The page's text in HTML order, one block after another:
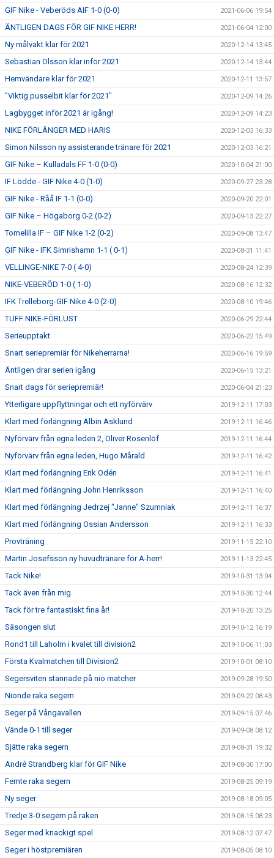
GIF Nike - Veberöds AIF 1-0 (0-0) 2021-06-06 19:54
ÄNTLIGEN DAGS FÖR GIF NIKE HERR! 2021-06-04 12:00
Ny målvakt klar för 2021 2020-12-14 13:45
Sebastian Olsson klar inför 2021 2020-12-14 13:44
Hemvändare klar för 2021 2020-12-11 13:57
"Viktig pusselbit klar för 2021" 2020-12-09 14:26
Lagbygget inför 2021 är igång! 2020-12-09 14:23
NIKE FÖRLÄNGER MED HARIS 2020-12-03 16:33
Simon Nilsson ny assisterande tränare för 2021 2020-12-03 16:21
GIF Nike – Kulladals FF 1-0 (0-0) 2020-10-04 21:00
IF Lödde - GIF Nike 4-0 (1-0) 2020-09-27 23:28
GIF Nike - Råå IF 1-1 (0-0) 2020-09-20 22:01
GIF Nike – Högaborg 0-2 (0-2) 2020-09-13 22:27
Tomelilla IF – GIF Nike 1-2 (0-2) 2020-09-08 13:47
GIF Nike - IFK Simrishamn 1-1 ( 0-1) 2020-08-31 11:41
VELLINGE-NIKE 7-0 ( 4-0) 2020-08-24 12:39
NIKE-VEBERÖD 1-0 ( 1-0) 2020-08-16 12:32
IFK Trelleborg-GIF Nike 4-0 (2-0) 2020-08-10 19:46
TUFF NIKE-FÖRLUST 2020-06-29 22:44
Serieupptakt 2020-06-22 15:49
Snart seriepremiär för Nikeherrarna! 2020-06-16 19:59
Äntligen drar serien igång 2020-06-15 13:21
Snart dags för seriepremiär! 2020-06-04 21:23
Ytterligare uppflyttningar och ett nyförvärv 2019-12-11 17:03
Klart med förlängning Albin Asklund 2019-12-11 16:46
Nyförvärv från egna leden 2, Oliver Rosenlöf 2019-12-11 16:44
Nyförvärv från egna leden, Hugo Mårald 2019-12-11 16:42
Klart med förlängning Erik Odén 2019-12-11 16:41
Klart med förlängning John Henriksson 2019-12-11 16:40
Klart med förlängning Jedrzej "Janne" Szumniak 2019-12-11 16:37
Klart med förlängning Ossian Andersson 2019-12-11 16:33
Provträning 2019-11-15 22:10
Martin Josefsson ny huvudtränare för A-herr! 2019-11-13 22:45
Tack Nike! 2019-10-31 13:04
Tack även från mig 2019-10-30 12:44
Tack för tre fantastiskt fina år! 2019-10-20 13:25
Säsongen slut 2019-10-12 16:19
Rond1 till Laholm i kvalet till division2 2019-10-06 11:03
Första Kvalmatchen till Division2 2019-10-01 08:10
Segersviten stannade på nio matcher 2019-09-28 19:50
Nionde raka segern 2019-09-22 08:43
Seger på Vångavallen 2019-09-15 07:46
Vände 0-1 till seger 2019-09-08 08:12
Sjätte raka segern 2019-08-31 19:32
André Strandberg klar för GIF Nike 2019-08-30 17:00
Femte raka segern 2019-08-25 09:19
Ny seger 2019-08-18 09:05
Tredje 3-0 segern på raken 2019-08-15 08:23
Seger med knackigt spel 2019-08-12 07:47
Seger i höstpremiären 2019-08-05 08:10